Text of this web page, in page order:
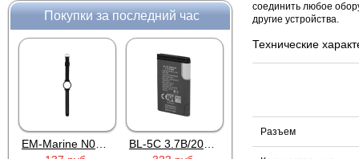
Покупки за последний час
Proline PR-HPT615TY
соединить любое
другие устройства.
Технические
Разъем